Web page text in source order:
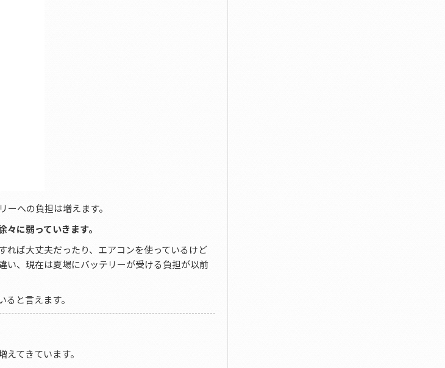
への負担は増えます。
に弱っていきます。
れば大丈夫だったり、エアコンを使っているけど
い、現在は夏場にバッテリーが受ける負担が以前
と言えます。
てきています。